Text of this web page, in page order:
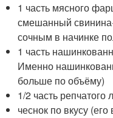
1 часть мясного
смешанный
сочным в начинке
1 часть
Именно
больше по объёму)
1/2 часть репчатого
чеснок по вкусу